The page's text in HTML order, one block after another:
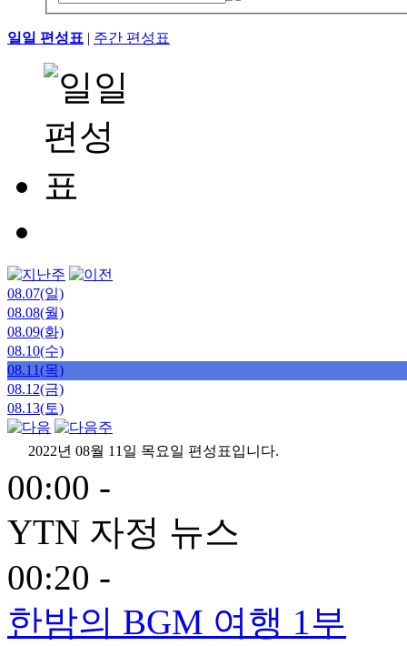
일일 편성표 | 주간 편성표
08.07(일)
08.08(월)
08.09(화)
08.10(수)
08.11(목)
08.12(금)
08.13(토)
2022년 08월 11일 목요일 편성표입니다.
00:00 -
YTN 자정 뉴스
00:20 -
한밤의 BGM 여행 1부